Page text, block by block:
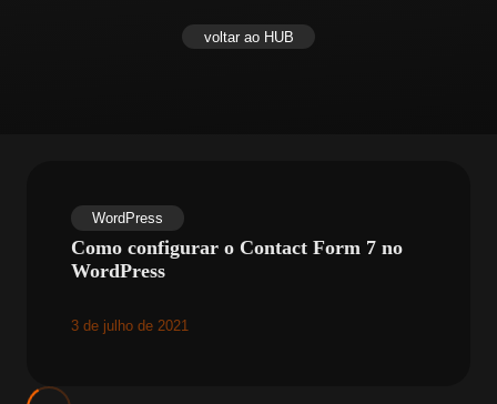
voltar ao HUB
WordPress
Como configurar o Contact Form 7 no
WordPress
3 de julho de 2021